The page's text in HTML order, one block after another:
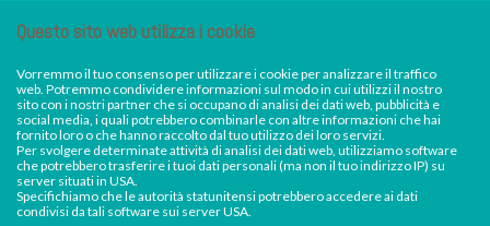
**AVVISO DI FERRAGOSTO** Sabato 15
agosto Irori Sushi resterà chiuso. Saremo invece
aperti e regolarmente disponibili per consegne a
informato dei nuovi piatti dei
nostri eventi, di sconti e promozioni in atto
FacebookInstagram
Questo sito web utilizza i cookie
Vorremmo il tuo consenso per utilizzare i cookie per analizzare il traffico
web. Potremmo condividere informazioni sul modo in cui utilizzi il nostro
sito con i nostri partner che si occupano di analisi dei dati web, pubblicità e
social media, i quali potrebbero combinarle con altre informazioni che hai
fornito loro o che hanno raccolto dal tuo utilizzo dei loro servizi.
Per svolgere determinate attività di analisi dei dati web, utilizziamo software
che potrebbero trasferire i tuoi dati personali (ma non il tuo indirizzo IP) su
server situati in USA.
Specifichiamo che le autorità statunitensi potrebbero accedere ai dati
condivisi da tali software sui server USA.